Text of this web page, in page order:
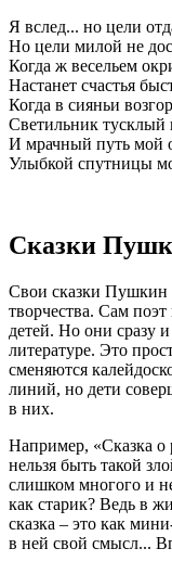
Я вслед... но цели
Но цели милой не
Когда ж весельем
Настанет счастья
Когда в сияньи
Светильник
И мрачный путь мой
Улыбкой спутницы
Сказки
Свои сказки Пушкин
творчества. Сам поэт
детей. Но они сразу
литературе. Это
сменяются
линий, но дети
в них.
Например, «Сказка о
нельзя быть такой
слишком многого и
как старик? Ведь в
сказка – это как
в ней свой смысл...